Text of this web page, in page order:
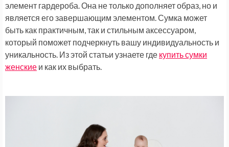
элемент гардероба. Она не только дополняет образ, но и
является его завершающим элементом. Сумка может
быть как практичным, так и стильным аксессуаром,
который поможет подчеркнуть вашу индивидуальность и
уникальность. Из этой статьи узнаете где купить сумки
женские и как их выбрать.